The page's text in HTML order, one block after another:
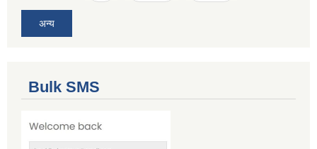
अन्य
Bulk SMS